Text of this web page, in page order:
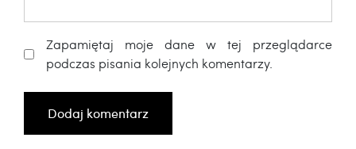
Zapamiętaj moje dane w tej przeglądarce
podczas pisania kolejnych komentarzy.